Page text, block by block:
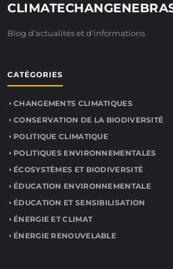
Blog d'actualités et d'informations
CATÉGORIES
CHANGEMENTS CLIMATIQUES
CONSERVATION DE LA BIODIVERSITÉ
POLITIQUE CLIMATIQUE
POLITIQUES ENVIRONNEMENTALES
ÉCOSYSTÈMES ET BIODIVERSITÉ
ÉDUCATION ENVIRONNEMENTALE
ÉDUCATION ET SENSIBILISATION
ÉNERGIE ET CLIMAT
ÉNERGIE RENOUVELABLE